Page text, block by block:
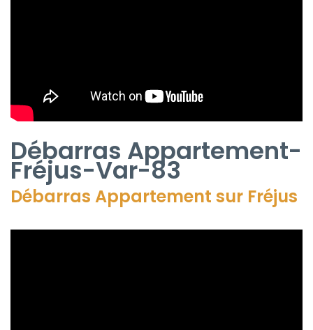
Débarras Appartement-
Fréjus-Var-83
Débarras Appartement sur Fréjus